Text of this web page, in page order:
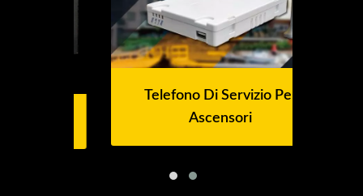
Telefono Di Servizio Per
Ascensori